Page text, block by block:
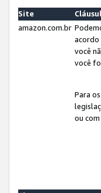
Site
amazon.com.br
acordo
você
você
Para
ou com